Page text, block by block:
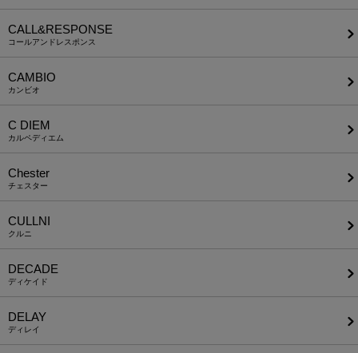
CALL&RESPONSE
コールアンドレスポンス
CAMBIO
カンビオ
C DIEM
カルペディエム
Chester
チェスター
CULLNI
クルニ
DECADE
ディケイド
DELAY
ディレイ